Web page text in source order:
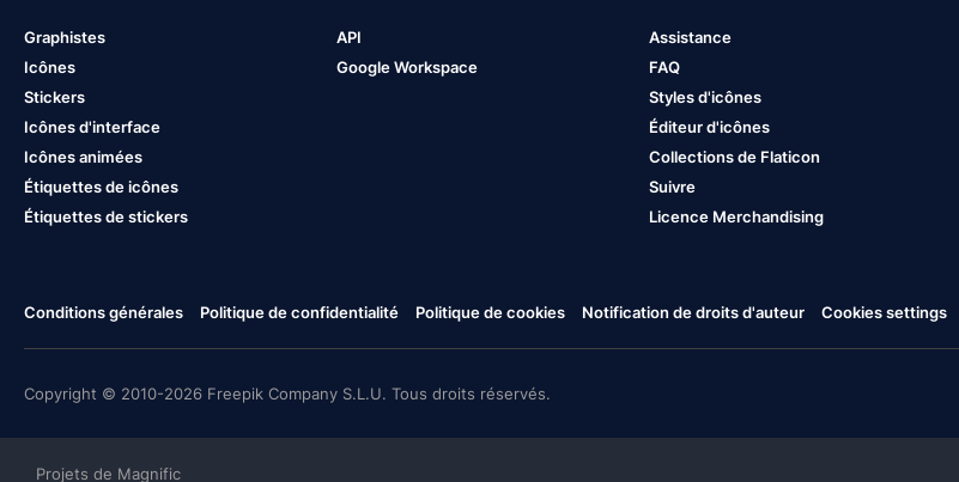
Graphistes
Icônes
Stickers
Icônes d'interface
Icônes animées
Étiquettes de icônes
Étiquettes de stickers
API
Google Workspace
Assistance
FAQ
Styles d'icônes
Éditeur d'icônes
Collections de Flaticon
Suivre
Licence Merchandising
Conditions générales Politique de confidentialité Politique de cookies Notification de droits d'auteur Cookies settings
Copyright © 2010-2026 Freepik Company S.L.U. Tous droits réservés.
Projets de Magnific